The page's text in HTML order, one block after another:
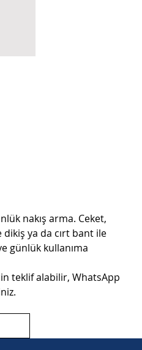
nakış arma. Ceket,
dikiş ya da cırt bant ile
günlük kullanıma
teklif alabilir, WhatsApp